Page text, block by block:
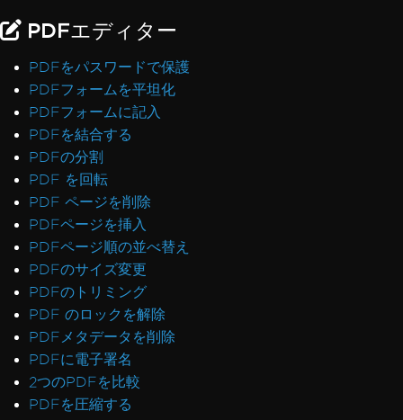
RenderingOptionsを正しく初期化する
Linuxでのカスタムフォント埋め込み
順序が乱れたテキスト抽出
ASP.NET Web Formsライセンスの検証
IronPdfEngine Docker接続がmacOS ARMで
失敗
PDFメタデータ内の著者名
CSSを使用してフォントを追加する
PDF/UA準拠
仮想パス保存エラー
CSPとCNG署名
PDF-to-Imageでの透明性と色
IronPdf.UpdatedChromeレンダリング
Linux/WSLでのメモリモニタリング
ExtractTextFromPageによるブックマーク
CEF/Chromiumメモリ使用量
ヘッダーとコンテンツの不整合
PDFエディター
PDFをパスワードで保護
PDFフォームを平坦化
PDFフォームに記入
PDFを結合する
PDFの分割
PDF を回転
PDF ページを削除
PDFページを挿入
PDFページ順の並べ替え
PDFのサイズ変更
PDFのトリミング
PDF のロックを解除
PDFメタデータを削除
PDFに電子署名
2つのPDFを比較
PDFを圧縮する